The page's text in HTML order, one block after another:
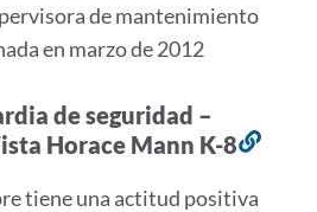
​​de mantenimiento
en marzo de 2012
de seguridad –
Horace Mann K-8
tiene una actitud positiva